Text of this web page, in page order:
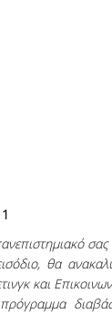
σας
θα
και